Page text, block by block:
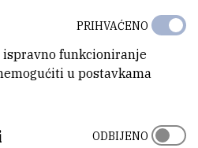
funkcioniranje
u postavkama
PRIHVAĆENO
ODBIJENO